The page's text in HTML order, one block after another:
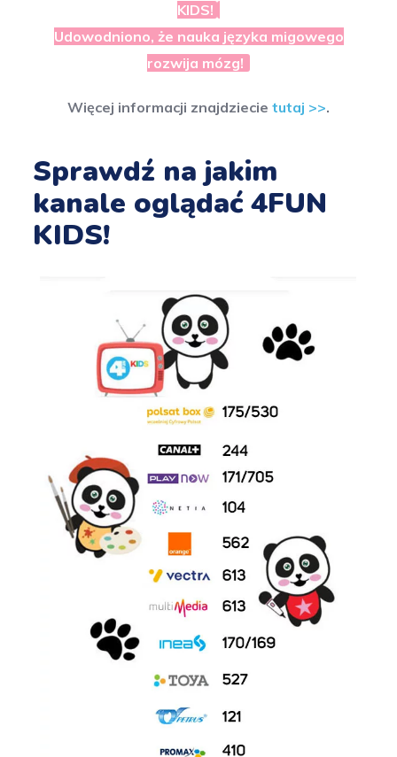
KIDS!
Udowodniono, że nauka języka migowego
rozwija mózg!
Więcej informacji znajdziecie tutaj >>.
Sprawdź na jakim
kanale oglądać 4FUN
KIDS!